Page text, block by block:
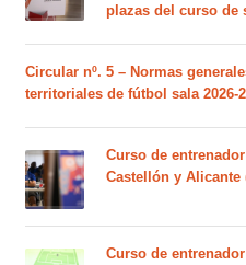
plazas del curso de
Circular nº. 5 – Normas
territoriales de fútbol sala 2026-
Curso de
Castellón y Alicante
Curso de